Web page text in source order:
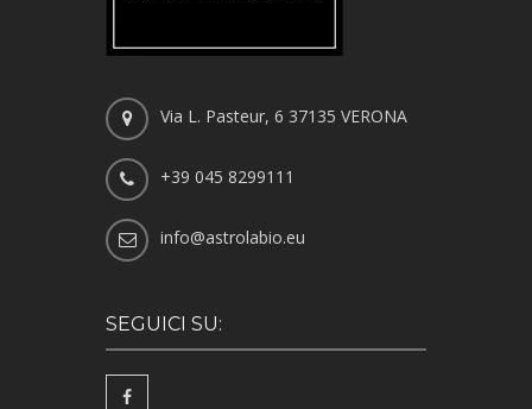
Via L. Pasteur, 6 37135 VERONA
+39 045 8299111
info@astrolabio.eu
SEGUICI SU: